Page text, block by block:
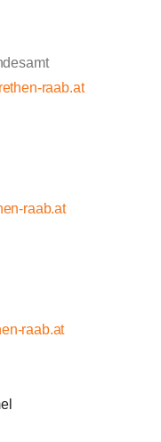
raab.at
raab.at
raab.at